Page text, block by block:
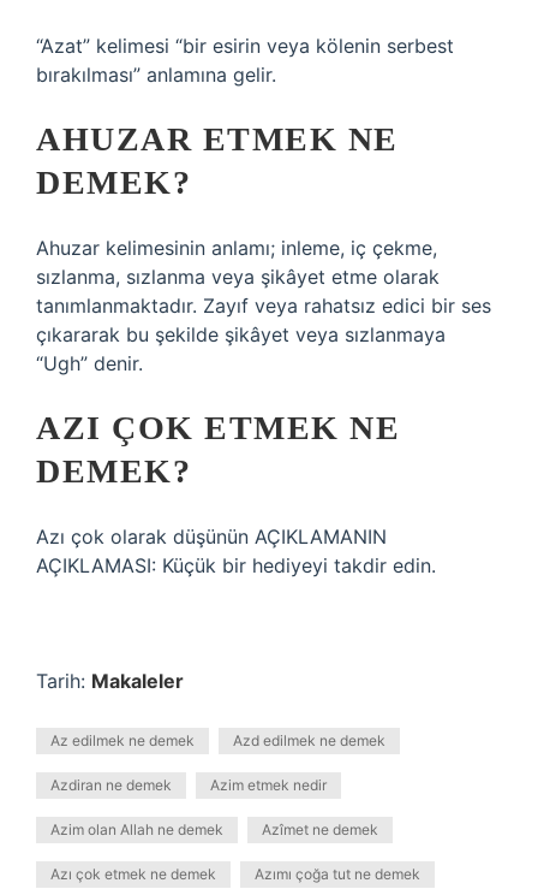
“Azat” kelimesi “bir esirin veya kölenin serbest
bırakılması” anlamına gelir.
AHUZAR ETMEK NE
DEMEK?
Ahuzar kelimesinin anlamı; inleme, iç çekme,
sızlanma, sızlanma veya şikâyet etme olarak
tanımlanmaktadır. Zayıf veya rahatsız edici bir ses
çıkararak bu şekilde şikâyet veya sızlanmaya
“Ugh” denir.
AZI ÇOK ETMEK NE
DEMEK?
Azı çok olarak düşünün AÇIKLAMANIN
AÇIKLAMASI: Küçük bir hediyeyi takdir edin.
Tarih: Makaleler
Az edilmek ne demek Azd edilmek ne demek
Azdiran ne demek Azim etmek nedir
Azim olan Allah ne demek Azîmet ne demek
Azı çok etmek ne demek Azımı çoğa tut ne demek